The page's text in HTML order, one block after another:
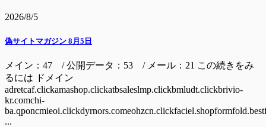
2026/8/5
偽サイトマガジン 8月5日
メイン：47 / 公開データ：53 / メール：21 この続きをみ
るには ドメイン
adretcaf.clickamashop.clickatbsaleslmp.clickbmludt.clickbrivio-
kr.comchi-
...